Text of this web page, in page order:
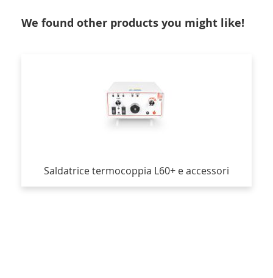
We found other products you might like!
Saldatrice termocoppia L60+ e accessori